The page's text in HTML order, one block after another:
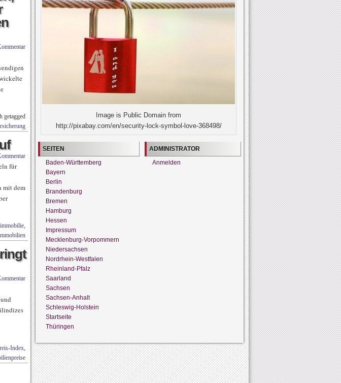
getagged
für
mit dem
,
Index,
Image is Public Domain from
http://pixabay.com/en/security-lock-symbol-love-368498/
SEITEN
Baden-Württemberg
Bayern
Berlin
Brandenburg
Bremen
Hamburg
Hessen
Impressum
Mecklenburg-Vorpommern
Niedersachsen
Nordrhein-Westfalen
Rheinland-Pfalz
Saarland
Sachsen
Sachsen-Anhalt
Schleswig-Holstein
Startseite
Thüringen
ADMINISTRATOR
Anmelden